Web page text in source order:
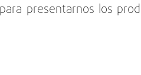
presentarnos los